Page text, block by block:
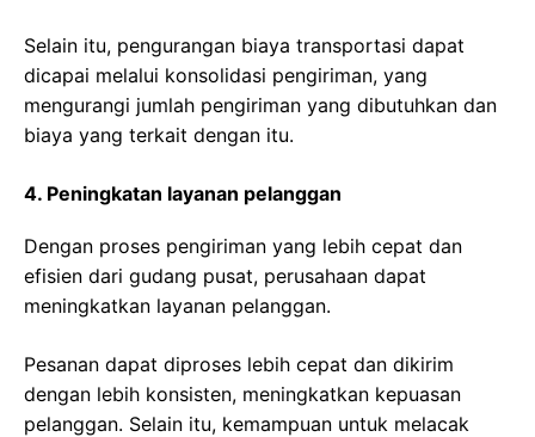
Selain itu, pengurangan biaya transportasi dapat
dicapai melalui konsolidasi pengiriman, yang
mengurangi jumlah pengiriman yang dibutuhkan dan
biaya yang terkait dengan itu.
4. Peningkatan layanan pelanggan
Dengan proses pengiriman yang lebih cepat dan
efisien dari gudang pusat, perusahaan dapat
meningkatkan layanan pelanggan.
Pesanan dapat diproses lebih cepat dan dikirim
dengan lebih konsisten, meningkatkan kepuasan
pelanggan. Selain itu, kemampuan untuk melacak